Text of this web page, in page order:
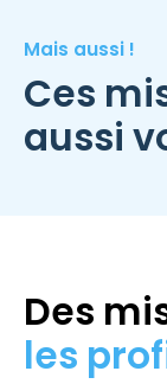
Mais aussi !
Ces
aussi
Des
les